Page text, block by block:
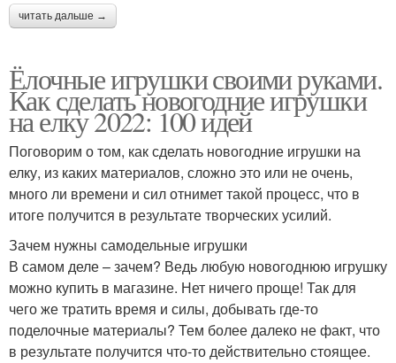
читать дальше →
Ёлочные игрушки своими руками.
Как сделать новогодние игрушки
на елку 2022: 100 идей
Поговорим о том, как сделать новогодние игрушки на
елку, из каких материалов, сложно это или не очень,
много ли времени и сил отнимет такой процесс, что в
итоге получится в результате творческих усилий.
Зачем нужны самодельные игрушки
В самом деле – зачем? Ведь любую новогоднюю игрушку
можно купить в магазине. Нет ничего проще! Так для
чего же тратить время и силы, добывать где-то
поделочные материалы? Тем более далеко не факт, что
в результате получится что-то действительно стоящее.